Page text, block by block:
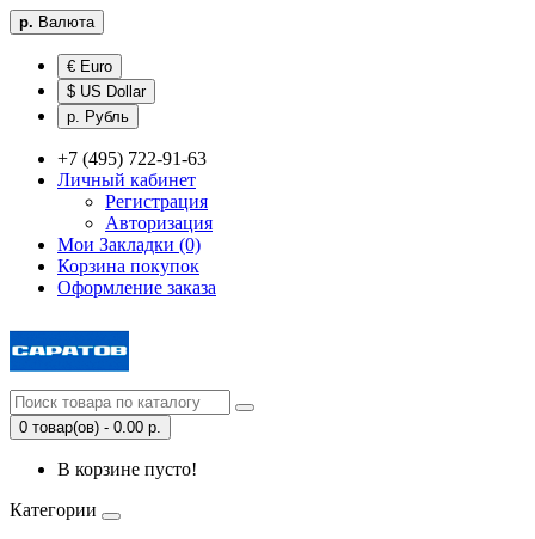
р. Валюта
€ Euro
$ US Dollar
р. Рубль
+7 (495) 722-91-63
Личный кабинет
Регистрация
Авторизация
Мои Закладки (0)
Корзина покупок
Оформление заказа
0 товар(ов) - 0.00 р.
В корзине пусто!
Категории